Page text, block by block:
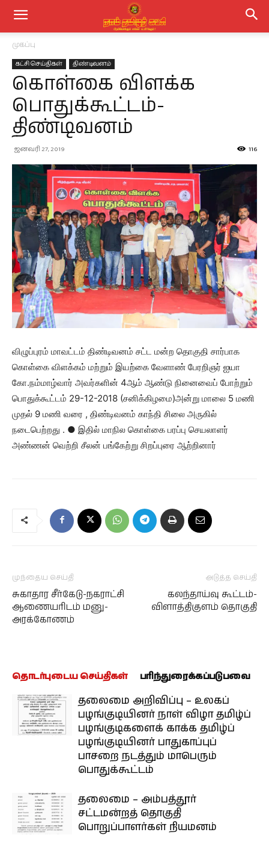
முகப்பு
கட்சி செய்திகள் திண்டிவனம்
கொள்கை விளக்க
பொதுக்கூட்டம்-
திண்டிவனம்
ஜனவரி 27, 2019 116
விழுப்புரம் மாவட்டம் திண்டிவனம் சட்ட மன்ற தொகுதி சார்பாக
கொள்கை விளக்கம் மற்றும் இயற்கை வேளாண் பேரறிஞர் ஐயா
கோ.நம்மாழ்வார் அவர்களின் 4ஆம் ஆண்டு நினைவைப் போற்றும்
பொதுக்கூட்டம் 29-12-2018 (சனிக்கிழமை)அன்று மாலை 5 மணி
முதல் 9 மணி வரை , திண்டிவனம் காந்தி சிலை அருகில்
நடைபெற்றது . ● இதில் மாநில கொள்கை பரப்பு செயலாளர்
அண்ணன் வெற்றி சீலன் பங்கேற்று சிறப்புரை ஆற்றினார்
முந்தைய செய்தி
சுகாதார சீர்கேடு-நகராட்சி
ஆணையரிடம் மனு-
அரக்கோணம்
அடுத்த செய்தி
கலந்தாய்வு கூட்டம்-
விளாத்திகுளம் தொகுதி
தொடர்புடைய செய்திகள் பரிந்துரைக்கப்படுபவை
தலைமை அறிவிப்பு – உலகப்
பழங்குடியினர் நாள் விழா தமிழ்ப்
பழங்குடிகளைக் காக்க தமிழ்ப்
பழங்குடியினர் பாதுகாப்புப்
பாசறை நடத்தும் மாபெரும்
பொதுக்கூட்டம்
தலைமை – அம்பத்தூர்
சட்டமன்றத் தொகுதி
பொறுப்பாளர்கள் நியமனம்